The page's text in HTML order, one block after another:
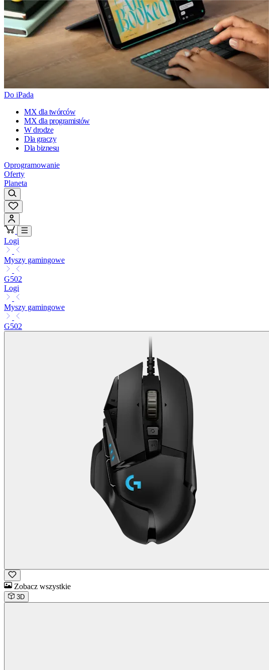
Do iPada
MX dla twórców
MX dla programistów
W drodze
Dla graczy
Dla biznesu
Oprogramowanie
Oferty
Planeta
Logi
Myszy gamingowe
G502
Logi
Myszy gamingowe
G502
Zobacz wszystkie
3D